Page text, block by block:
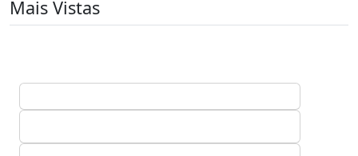
Mais Vistas